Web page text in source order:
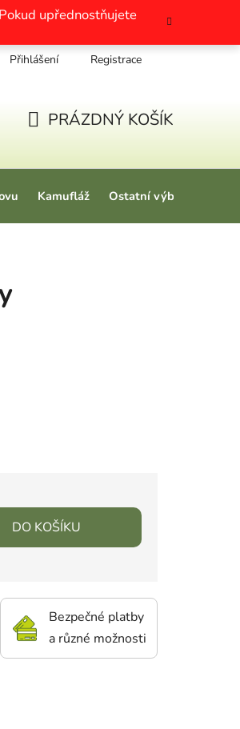
upřednostňujete
Nákup na splátky
Přihlášení Registrace
PRÁZDNÝ KOŠÍK
Kamufláž Ostatní výbava
DO KOŠÍKU
Bezpečné platby
a různé možnosti